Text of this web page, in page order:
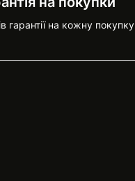
гарантії на кожну покупку